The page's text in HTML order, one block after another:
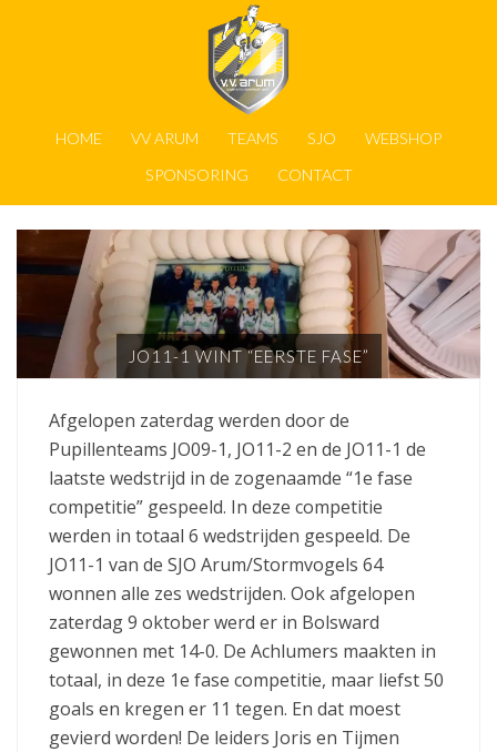
HOME VV ARUM TEAMS SJO
WEBSHOP
SPONSORING
CONTACT
JO11-1 WINT “EERSTE FASE”
Afgelopen zaterdag werden door de
Pupillenteams JO09-1, JO11-2 en de JO11-1 de
laatste wedstrijd in de zogenaamde “1e fase
competitie” gespeeld. In deze competitie
werden in totaal 6 wedstrijden gespeeld. De
JO11-1 van de SJO Arum/Stormvogels 64
wonnen alle zes wedstrijden. Ook afgelopen
zaterdag 9 oktober werd er in Bolsward
gewonnen met 14-0. De Achlumers maakten in
totaal, in deze 1e fase competitie, maar liefst 50
goals en kregen er 11 tegen. En dat moest
gevierd worden! De leiders Joris en Tijmen